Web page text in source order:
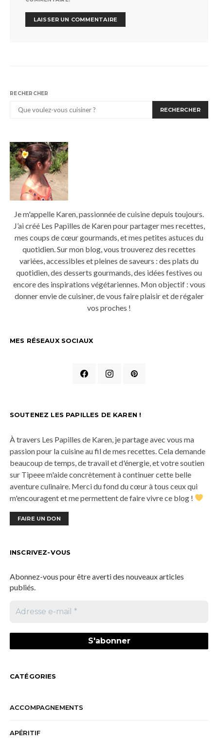
RECHERCHER
RECHERCHER
Je m'appelle Karen, passionnée de cuisine depuis toujours.
J’ai créé Les Papilles de Karen pour partager mes recettes,
mes coups de cœur gourmands, et mes petites astuces du
quotidien. Sur mon blog, vous trouverez des recettes
variées, accessibles et pleines de saveurs : des plats du
quotidien, des desserts gourmands, des idées festives ou
encore des inspirations végétariennes. Mon objectif : vous
donner envie de cuisiner, de vous faire plaisir et de régaler
vos proches !
MES RÉSEAUX SOCIAUX
SOUTENEZ LES PAPILLES DE KAREN !
À travers Les Papilles de Karen, je partage avec vous ma
passion pour la cuisine au fil de mes recettes. Cela demande
beaucoup de temps, de travail et d'énergie, et votre soutien
sur Tipeee m'aide concrètement à continuer cette belle
aventure culinaire. Merci du fond du cœur à tous ceux qui
m'encouragent et me permettent de faire vivre ce blog !
FAIRE UN DON
INSCRIVEZ-VOUS
Abonnez-vous pour être averti des nouveaux articles
publiés.
CATÉGORIES
ACCOMPAGNEMENTS
APÉRITIF